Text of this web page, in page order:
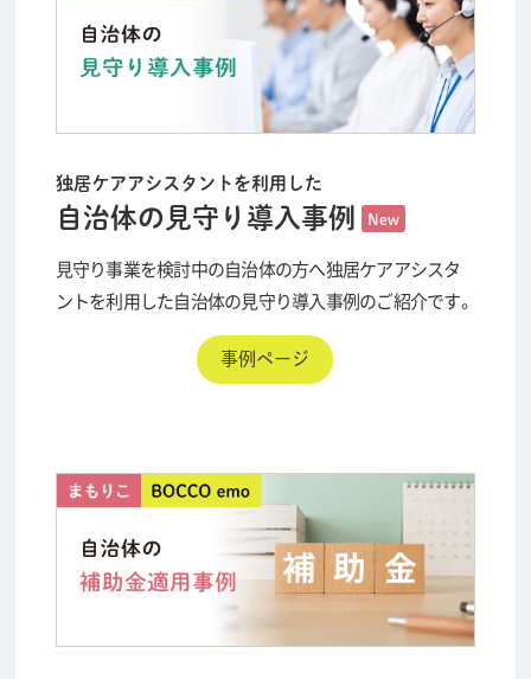
独居ケアアシスタントを利用した
自治体の見守り導入事例 New
見守り事業を検討中の自治体の方へ独居ケアアシスタ
ントを利用した自治体の見守り導入事例のご紹介です。
事例ページ